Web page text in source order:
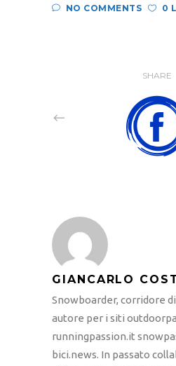
NO COMMENTS 0
SHARE
GIANCARLO
Snowboarder, corridore
autore per i siti
runningpassion.it
bici.news. In passato